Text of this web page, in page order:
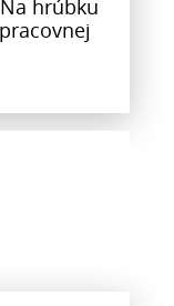
hrúbku